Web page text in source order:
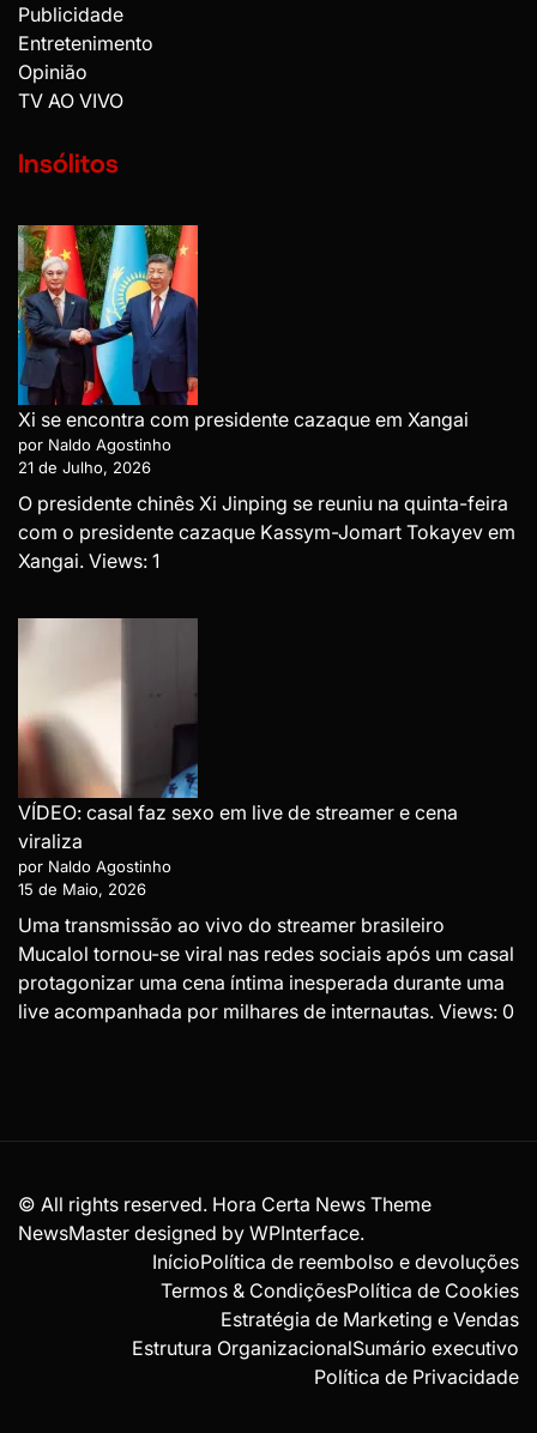
Publicidade
Entretenimento
Opinião
TV AO VIVO
Insólitos
Xi se encontra com presidente cazaque em Xangai
por Naldo Agostinho
21 de Julho, 2026
O presidente chinês Xi Jinping se reuniu na quinta-feira
com o presidente cazaque Kassym-Jomart Tokayev em
Xangai. Views: 1
VÍDEO: casal faz sexo em live de streamer e cena
viraliza
por Naldo Agostinho
15 de Maio, 2026
Uma transmissão ao vivo do streamer brasileiro
Mucalol tornou-se viral nas redes sociais após um casal
protagonizar uma cena íntima inesperada durante uma
live acompanhada por milhares de internautas. Views: 0
© All rights reserved. Hora Certa News Theme
NewsMaster designed by WPInterface.
InícioPolítica de reembolso e devoluções
Termos & CondiçõesPolítica de Cookies
Estratégia de Marketing e Vendas
Estrutura OrganizacionalSumário executivo
Política de Privacidade